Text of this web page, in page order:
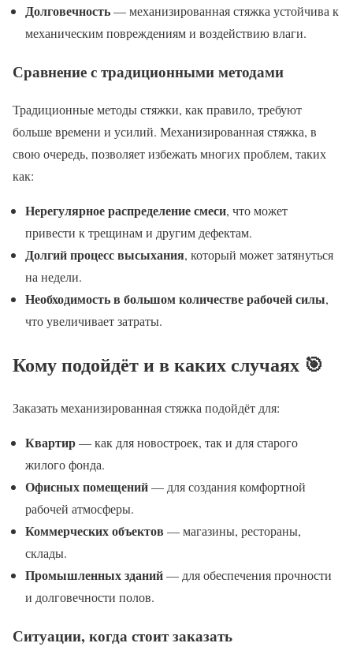
Долговечность— механизированная стяжка устойчива к
механическим повреждениям и воздействию влаги.
Сравнение с традиционными методами
Традиционные методы стяжки, как правило, требуют
больше времени и усилий. Механизированная стяжка, в
свою очередь, позволяет избежать многих проблем, таких
как:
Нерегулярное распределение смеси, что может
привести к трещинам и другим дефектам.
Долгий процесс высыхания, который может затянуться
на недели.
Необходимость в большом количестве рабочей силы,
что увеличивает затраты.
Кому подойдёт и в каких случаях 🎯
Заказать механизированная стяжка подойдёт для:
Квартир— как для новостроек, так и для старого
жилого фонда.
Офисных помещений— для создания комфортной
рабочей атмосферы.
Коммерческих объектов — магазины, рестораны,
склады.
Промышленных зданий— для обеспечения прочности
и долговечности полов.
Ситуации, когда стоит заказать